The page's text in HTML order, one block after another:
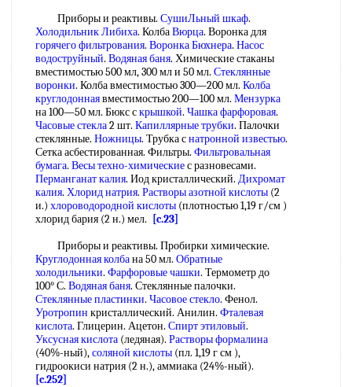
Приборы и реактивы. СушиЛьный шкаф.
Холодильник Либиха. КолбаВюрца. Воронка для
горячего фильтрования. Воронка Бюхнера. Насос
водоструйный. Водяная баня. Химические стаканы
вместимостью 500 мл, 300 мл и 50 мл. Стеклянные
воронки. Колба вместимостью 300—200 мл. Колба
круглодоннаявместимостью 200—100 мл. Мензурка
на 100—50 мл. Бюкс скрышкой. Чашка фарфоровая.
Часовые стекла2 шт. Капиллярные трубки. Палочки
стеклянные. Ножницы. Трубка снатронной известью.
Сетка асбестированная. Фильтры. Фильтровальная
бумага. Весы техно-химическиес разновесами.
Перманганат калия. Иод кристаллический. Дихромат
калия. Хлорид натрия. Растворы азотной кислоты (2
и.) хлороводородной кислоты (плотностью 1,19 г/см )
хлорид бария (2 н.) мел.
[c.23]
Приборы и реактивы. Пробирки химические.
Круглодонная колбана 50 мл. Обратные
холодильники. Фарфоровые чашки. Термометр до
100° С. Водяная баня. Стеклянные палочки.
Стеклянные пластинки. Часовое стекло. Фенол.
Уротропин кристаллический. Анилин. Фталевая
кислота. Глицерин. Ацетон. Спирт этиловый.
Уксусная кислота (ледяная). Растворы формалина
(40%-ный),соляной кислоты (пл. 1,19 г см ),
гидроокиси натрия (2 н.), аммиака (24%-ный).
[c.252]